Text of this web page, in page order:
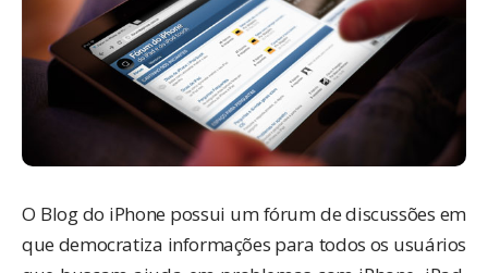
O Blog do iPhone possui um fórum de discussões em
que democratiza informações para todos os usuários